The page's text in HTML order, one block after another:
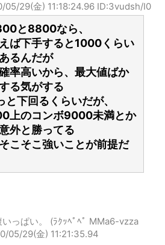
05/29(金) 11:18:24.96 ID:3vudsh/I0
と8800なら、
ば下手すると1000くらい
るんだが
率高いから、最大値ばか
る気がする
下回るくらいだが、
上のコンボ9000未満とか
外と勝ってる
こそこ強いことが前提だ
っぱい。 (ﾗｸｯﾍﾟﾍﾟ MMa6-vzza
05/29(金) 11:21:35.94